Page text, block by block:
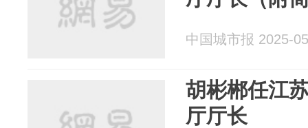
中国城市报 2025-
胡彬郴任江
厅厅长